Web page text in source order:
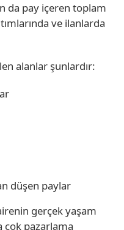
da pay içeren toplam
ve ilanlarda
alanlar şunlardır:
düşen paylar
gerçek yaşam
çok pazarlama